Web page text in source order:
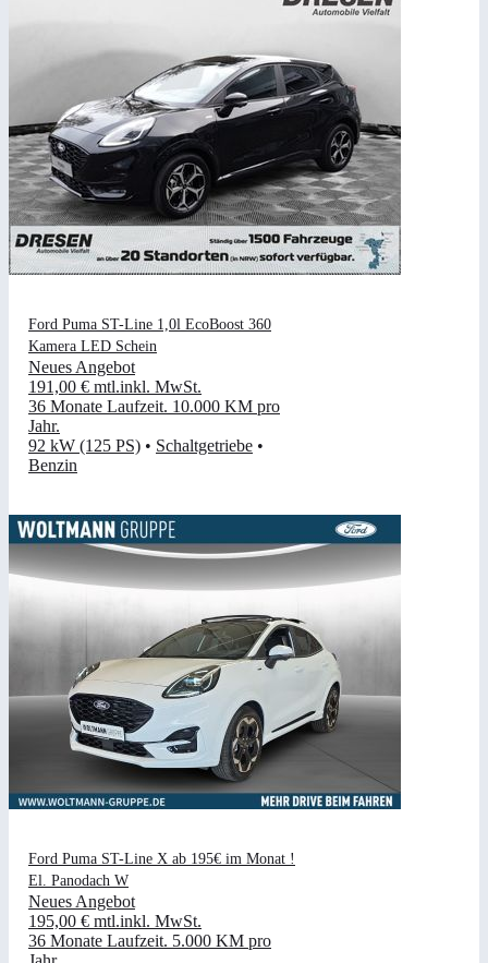
Ford Puma ST-Line 1,0l EcoBoost 360
Kamera LED Schein
Neues Angebot
191,00 € mtl.inkl. MwSt.
36 Monate Laufzeit. 10.000 KM pro
Jahr.
92 kW (125 PS) • Schaltgetriebe •
Benzin
Ford Puma ST-Line X ab 195€ im Monat !
El. Panodach W
Neues Angebot
195,00 € mtl.inkl. MwSt.
36 Monate Laufzeit. 5.000 KM pro